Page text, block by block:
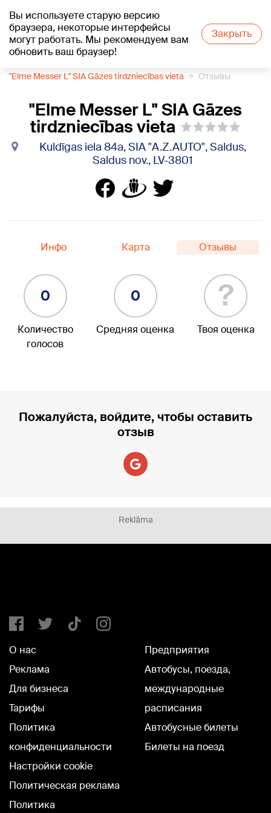
Вы используете старую версию
браузера, некоторые интерфейсы
могут работать. Мы рекомендуем вам
обновить ваш браузер!
Закрыть
+16°C
"Elme Messer L" SIA Gāzes tirdzniecības vieta
Отзывы
"Elme Messer L" SIA Gāzes
tirdzniecības vieta
Kuldīgas iela 84a, SIA "A.Z.AUTO", Saldus,
Saldus nov., LV-3801
Инфо Карта Отзывы
0
Количество
голосов
0
Средняя оценка
?
Твоя оценка
Пожалуйста, войдите, чтобы оставить
отзыв
Reklāma
О нас
Реклама
Для бизнеса
Тарифы
Политика
конфиденциальности
Настройки cookie
Политическая реклама
Политика
Предприятия
Автобусы, поезда,
международные
расписания
Автобусные билеты
Билеты на поезд